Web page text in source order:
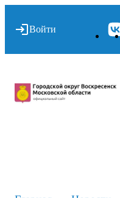
Войти